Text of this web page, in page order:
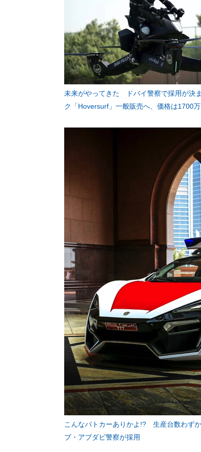
未来がやってきた ドバイ警察で採用が決
ク「Hoversurf」一般販売へ、価格は1700万
こんなパトカーありかよ!? 生産台数わず
ブ・アブダビ警察が採用